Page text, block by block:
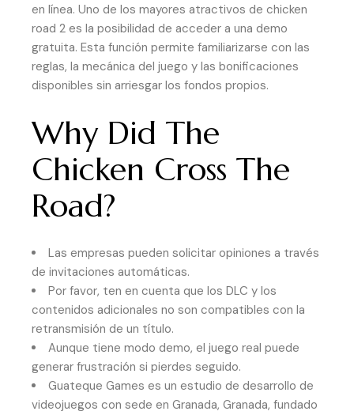
en línea. Uno de los mayores atractivos de chicken
road 2 es la posibilidad de acceder a una demo
gratuita. Esta función permite familiarizarse con las
reglas, la mecánica del juego y las bonificaciones
disponibles sin arriesgar los fondos propios.
Why Did The
Chicken Cross The
Road?
Las empresas pueden solicitar opiniones a través
de invitaciones automáticas.
Por favor, ten en cuenta que los DLC y los
contenidos adicionales no son compatibles con la
retransmisión de un título.
Aunque tiene modo demo, el juego real puede
generar frustración si pierdes seguido.
Guateque Games es un estudio de desarrollo de
videojuegos con sede en Granada, Granada, fundado